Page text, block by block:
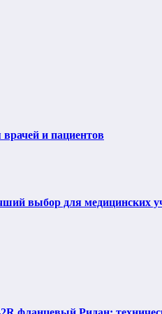
и пациентов
выбор для медицинских